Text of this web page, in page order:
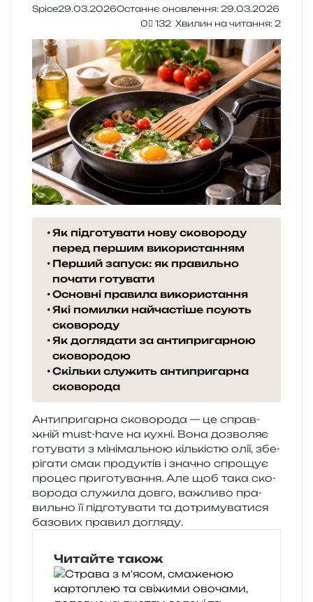
Spice29.03.2026Останнє оновлення: 29.03.2026
0
132 Хвилин на читання: 2
Як підготувати нову сковороду
перед першим використанням
Перший запуск: як правильно
почати готувати
Основні правила використання
Які помилки найчастіше псують
сковороду
Як доглядати за антипригарною
сковородою
Скільки служить антипригарна
сковорода
Антипригарна ско­во­ро­да — це справ­
жній must-have на кухні. Вона дозво­ляє
готу­ва­ти з міні­маль­ною кіль­кі­стю олії, збе­
рі­га­ти смак про­ду­ктів і зна­чно спро­щує
про­цес при­го­ту­ва­н­ня. Але щоб така ско­
во­ро­да слу­жи­ла довго, важли­во пра­
виль­но її під­го­ту­ва­ти та дотри­му­ва­ти­ся
базо­вих пра­вил догляду.
Читайте також